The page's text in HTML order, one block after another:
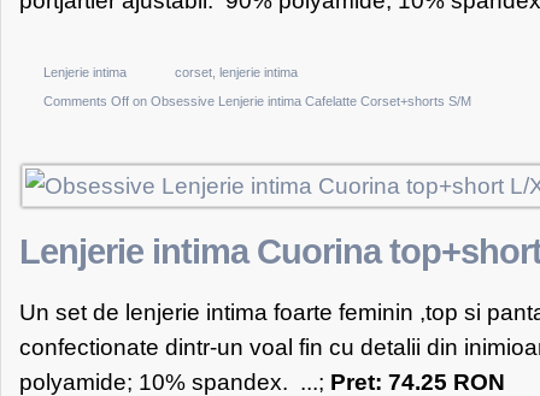
Lenjerie intima corset lenjerie intima
Comments Off on Obsessive Lenjerie intima Cafelatte Corset+shorts S/M
Lenjerie intima Cuorina
Un set de lenjerie intima foarte feminin ,top si
confectionate dintr-un voal fin cu detalii din
polyamide; 10% spandex. ...; Pret: 74.25 RON